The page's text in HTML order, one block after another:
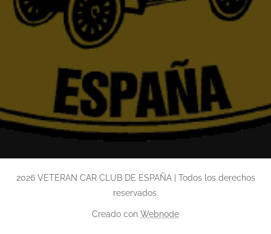
2026 VETERAN CAR CLUB DE ESPAÑA | Todos los derechos
reservados.
Creado con Webnode